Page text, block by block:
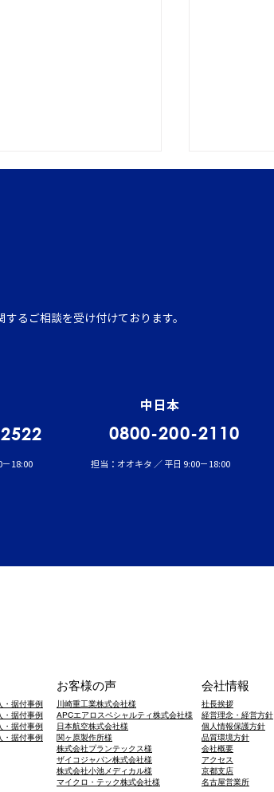
ランスポーテーショ
るご相談を受け付けております。
18:00
中日本
0800-200-2110
担当：オオキタ ／ 平日 9:00－18:00
・据付事例
・据付事例
・据付事例
・据付事例
お客様の声
川崎重工業株式会社様
APCエアロスペシャルティ株式会社様
日本航空株式会社様
関ヶ原製作所様
株式会社プランテックス様
ザイコジャパン株式会社様
株式会社小池メディカル様
​マイクロ・テック株式会社様
会社情報
社長挨拶
経営理念・経営方針
個人情報保護方針
品質環境方針
会社概要
アクセス
京都支店
​名古屋営業所